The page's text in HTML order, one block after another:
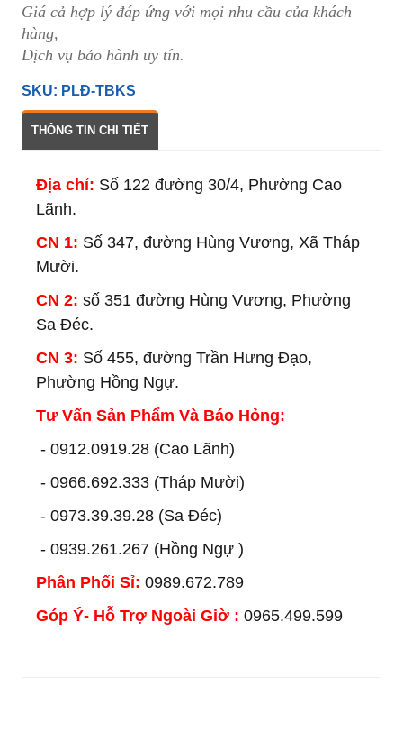
Giá cả hợp lý đáp ứng với mọi nhu cầu của khách
hàng,
Dịch vụ bảo hành uy tín.
SKU: PLĐ-TBKS
THÔNG TIN CHI TIẾT
Địa chỉ: Số 122 đường 30/4, Phường Cao
Lãnh.
CN 1: Số 347, đường Hùng Vương, Xã Tháp
Mười.
CN 2: số 351 đường Hùng Vương, Phường
Sa Đéc.
CN 3: Số 455, đường Trần Hưng Đạo,
Phường Hồng Ngự.
Tư Vấn Sản Phẩm Và Báo Hỏng:
- 0912.0919.28 (Cao Lãnh)
- 0966.692.333 (Tháp Mười)
- 0973.39.39.28 (Sa Đéc)
- 0939.261.267 (Hồng Ngự )
Phân Phối Sỉ: 0989.672.789
Góp Ý- Hỗ Trợ Ngoài Giờ : 0965.499.599